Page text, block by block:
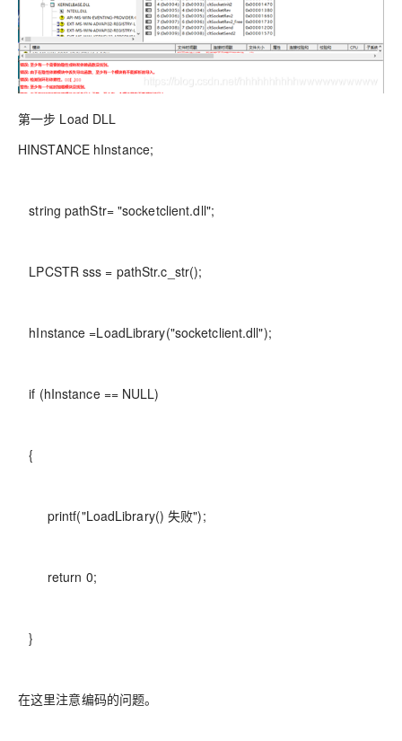
第一步 Load DLL
HINSTANCE hInstance;
string pathStr= "socketclient.dll";
LPCSTR sss = pathStr.c_str();
hInstance =LoadLibrary("socketclient.dll");
if (hInstance == NULL)
{
printf("LoadLibrary() 失败");
return 0;
}
在这里注意编码的问题。